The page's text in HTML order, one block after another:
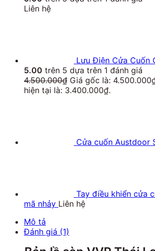
Liên hệ
Lưu Điện Cửa Cuốn
5.00 trên 5 dựa trên 1 đánh giá
4.500.000₫ Giá gốc là:
hiện tại là: 3.400.000₫.
Cửa cuốn Austdoor
Tay điều khiển cửa
mã nhảy Liên hệ
Mô tả
Đánh giá (1)